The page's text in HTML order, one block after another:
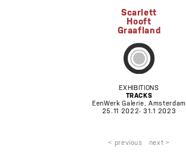
Scarlett
Hooft
Graafland
EXHIBITIONS
TRACKS
EenWerk Galerie, Amsterdam
25.11 2022- 31.1 2023
< previous next >